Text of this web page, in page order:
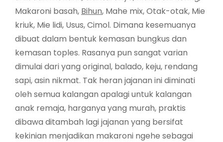
Makaroni basah, Bihun, Mahe mix, Otak-otak, Mie
kriuk, Mie lidi, Usus, Cimol. Dimana kesemuanya
dibuat dalam bentuk kemasan bungkus dan
kemasan toples. Rasanya pun sangat varian
dimulai dari yang original, balado, keju, rendang
sapi, asin nikmat. Tak heran jajanan ini diminati
oleh semua kalangan apalagi untuk kalangan
anak remaja, harganya yang murah, praktis
dibawa ditambah lagi jajanan yang bersifat
kekinian menjadikan makaroni ngehe sebagai